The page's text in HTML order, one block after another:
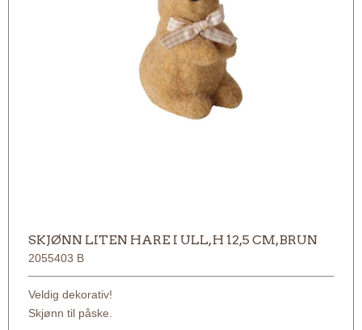
SKJØNN LITEN HARE I ULL, H 12,5 CM, BRUN
2055403 B
Veldig dekorativ!
Skjønn til påske.